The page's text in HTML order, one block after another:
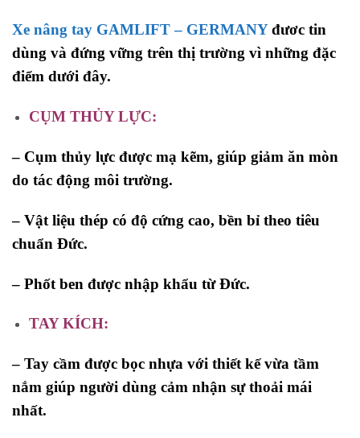
Xe nâng tay GAMLIFT – GERMANYđươc tin
dùng và đứng vững trên thị trường vì những đặc
điểm dưới đây.
CỤM THỦY LỰC:
– Cụm thủy lực được mạ kẽm, giúp giảm ăn mòn
do tác động môi trường.
– Vật liệu thép có độ cứng cao, bền bỉ theo tiêu
chuẩn Đức.
– Phốt ben được nhập khẩu từ Đức.
TAYKÍCH:
– Tay cầm được bọc nhựa với thiết kế vừa tầm
nắm giúp người dùng cảm nhận sự thoải mái
nhất.